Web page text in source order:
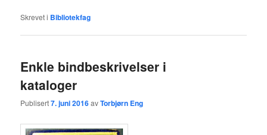
Skrevet i Bibliotekfag
Enkle bindbeskrivelser i
kataloger
Publisert7. juni 2016avTorbjørn Eng